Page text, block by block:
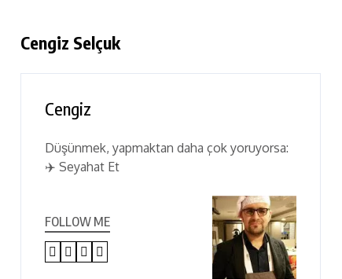
Cengiz Selçuk
Cengiz
Düşünmek, yapmaktan daha çok yoruyorsa:
✈️ Seyahat Et
FOLLOW ME